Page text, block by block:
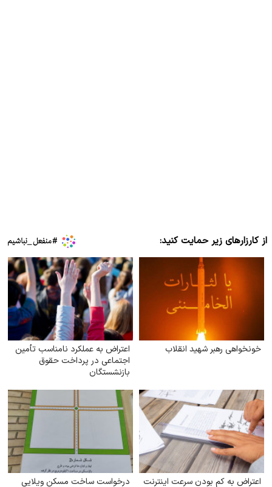
از کارزارهای زیر حمایت کنید:
خونخواهی رهبر شهید انقلاب
اعتراض به عملکرد نامناسب تأمین
اجتماعی در پرداخت حقوق
بازنشستگان
اعتراض به کم بودن سرعت اینترنت
درخواست ساخت مسکن ویلایی